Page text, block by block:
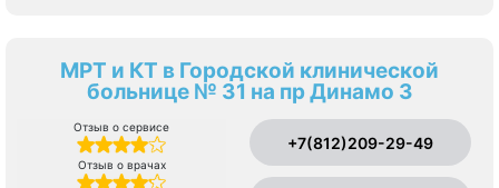
МРТ и КТ в Городской клинической
больнице № 31 на пр Динамо 3
Отзыв о сервисе
Отзыв о врачах
+7(812)209-29-49